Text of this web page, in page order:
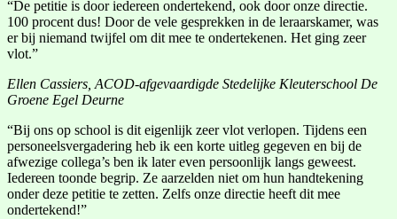
“De petitie is door iedereen ondertekend, ook door onze directie.
100 procent dus! Door de vele gesprekken in de leraarskamer, was
er bij niemand twijfel om dit mee te ondertekenen. Het ging zeer
vlot.”
Ellen Cassiers, ACOD-afgevaardigde Stedelijke Kleuterschool De
Groene Egel Deurne
“Bij ons op school is dit eigenlijk zeer vlot verlopen. Tijdens een
personeelsvergadering heb ik een korte uitleg gegeven en bij de
afwezige collega’s ben ik later even persoonlijk langs geweest.
Iedereen toonde begrip. Ze aarzelden niet om hun handtekening
onder deze petitie te zetten. Zelfs onze directie heeft dit mee
ondertekend!”